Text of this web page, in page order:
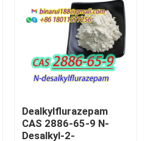
Rohstoff
Dealkylflurazepam
CAS 2886-65-9 N-
Desalkyl-2-